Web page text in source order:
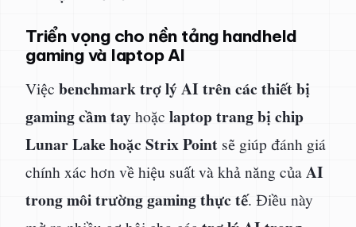
Triển vọng cho nền tảng handheld
gaming và laptop AI
Việc benchmark trợ lý AI trên các thiết bị
gaming cầm tayhoặc laptop trang bị chip
Lunar Lake hoặc Strix Point sẽ giúp đánh giá
chính xác hơn về hiệu suất và khả năng củaAI
trong môi trường gaming thực tế. Điều này